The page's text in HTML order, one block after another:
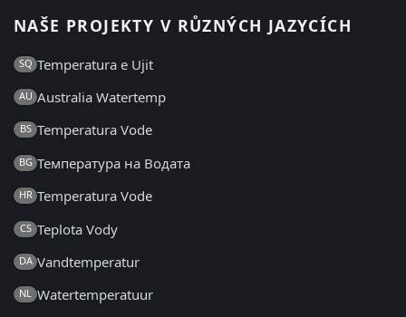
NAŠE PROJEKTY V RŮZNÝCH JAZYCÍCH
SQ Temperatura e Ujit
AU Australia Watertemp
BS Temperatura Vode
BG Температура на Водата
HR Temperatura Vode
CS Teplota Vody
DA Vandtemperatur
NL Watertemperatuur